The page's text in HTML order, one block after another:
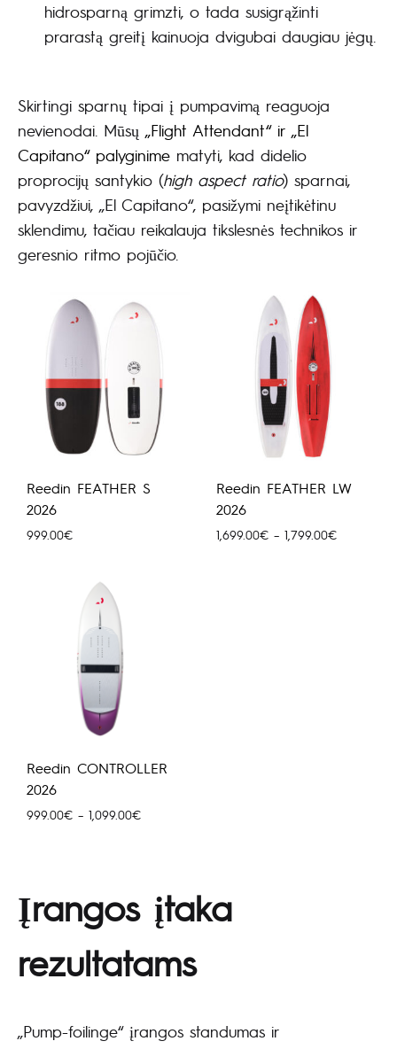
hidrosparną grimzti, o tada susigrąžinti
prarastą greitį kainuoja dvigubai daugiau jėgų.
Skirtingi sparnų tipai į pumpavimą reaguoja
nevienodai. Mūsų „Flight Attendant“ ir „El
Capitano“ palyginime matyti, kad didelio
proprocijų santykio (high aspect ratio) sparnai,
pavyzdžiui, „El Capitano“, pasižymi neįtikėtinu
sklendimu, tačiau reikalauja tikslesnės technikos ir
geresnio ritmo pojūčio.
Reedin FEATHER S
2026
999.00€
Reedin FEATHER LW
2026
1,699.00€ – 1,799.00€Price
Reedin CONTROLLER
2026
999.00€ – 1,099.00€Price
Įrangos įtaka
rezultatams
„Pump-foilinge“ įrangos standumas ir